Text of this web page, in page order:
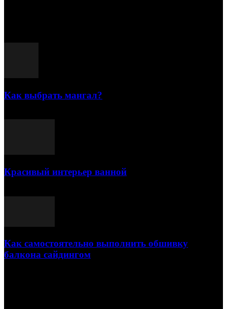
Как выбрать мангал?
Красивый интерьер ванной
Как самостоятельно выполнить обшивку
балкона сайдингом